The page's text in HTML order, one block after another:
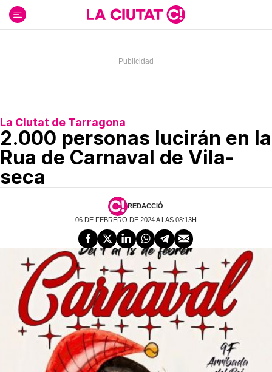
contenido
La Ciutat de Tarragona
2.000 personas lucirán en la
Rua de Carnaval de Vila-
seca
REDACCIÓ
06 DE FEBRERO DE 2024 A LAS 08:13H